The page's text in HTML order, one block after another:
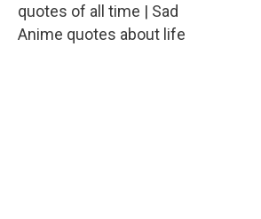
quotes of all time | Sad
Anime quotes about life